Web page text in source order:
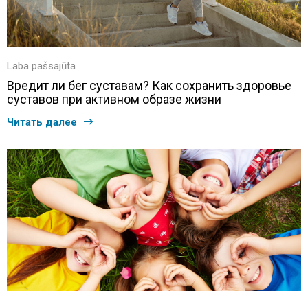
Laba pašsajūta
Вредит ли бег суставам? Как сохранить здоровье
суставов при активном образе жизни
Читать далее